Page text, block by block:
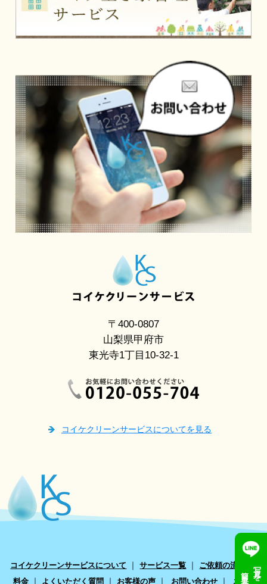
〒400-0807
山梨県甲府市
東光寺1丁目10-32-1
コイケクリーンサービスについてを見る
コイケクリーンサービスについて ｜サービス一覧 ｜ ご依頼の流れ ｜
料金｜ よくいただく質問 ｜ お客様の声｜ お問い合わせ｜ エアコ